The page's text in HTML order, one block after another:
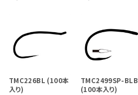
TMC226BL (100本
入り)
TMC2499SP-BLB
(100本入り)